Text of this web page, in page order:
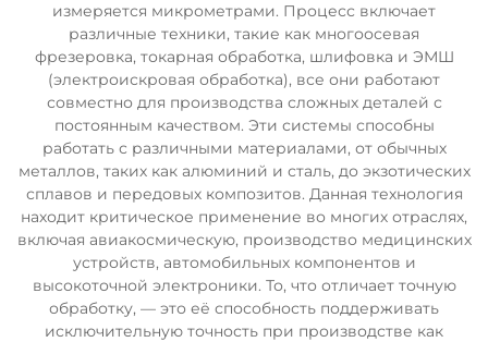
измеряется микрометрами. Процесс включает
различные техники, такие как многоосевая
фрезеровка, токарная обработка, шлифовка и ЭМШ
(электроискровая обработка), все они работают
совместно для производства сложных деталей с
постоянным качеством. Эти системы способны
работать с различными материалами, от обычных
металлов, таких как алюминий и сталь, до экзотических
сплавов и передовых композитов. Данная технология
находит критическое применение во многих отраслях,
включая авиакосмическую, производство медицинских
устройств, автомобильных компонентов и
высокоточной электроники. То, что отличает точную
обработку, — это её способность поддерживать
исключительную точность при производстве как